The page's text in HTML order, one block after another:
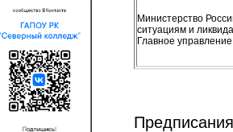
Министерство
ситуациям и
Главное